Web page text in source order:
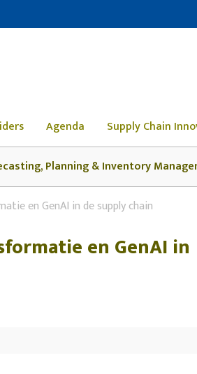
Agenda Supply Chain
Planning & Inventory
en GenAI in de supply chain
en GenAI in